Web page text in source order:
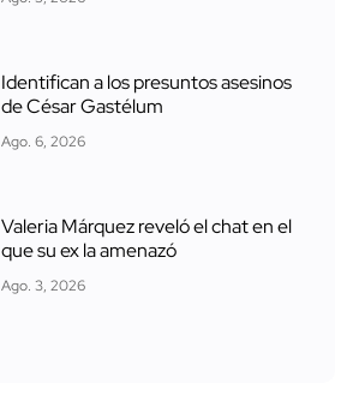
Identifican a los presuntos asesinos
de César Gastélum
Ago. 6, 2026
Valeria Márquez reveló el chat en el
que su ex la amenazó
Ago. 3, 2026